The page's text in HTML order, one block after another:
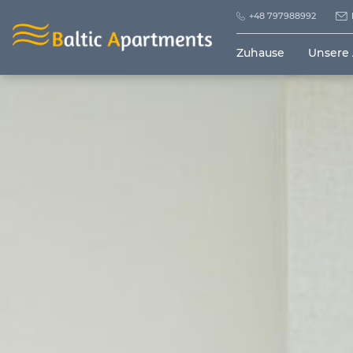
+48 797988992
Zuhause